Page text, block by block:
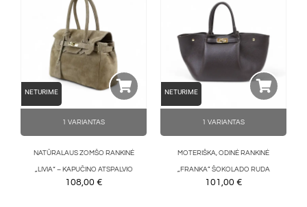
NETURIME
1 VARIANTAS
NATŪRALAUS ZOMŠO RANKINĖ
„LIVIA“ – KAPUČINO ATSPALVIO
108,00 €
NETURIME
1 VARIANTAS
MOTERIŠKA, ODINĖ RANKINĖ
„FRANKA” ŠOKOLADO RUDA
101,00 €